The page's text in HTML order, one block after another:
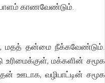
காணவேண்டும்.
மதத் தன்மை நீக்கவேண்டும்.
உரிமைக்குள், மக்களின் சமூக
ஊடாக, வழிபாட்டின் சமூக